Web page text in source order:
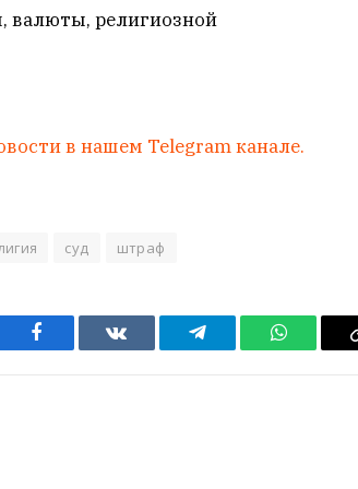
валюты, религиозной
в нашем Telegram канале.
суд штраф
Facebook VKontakteTelegram